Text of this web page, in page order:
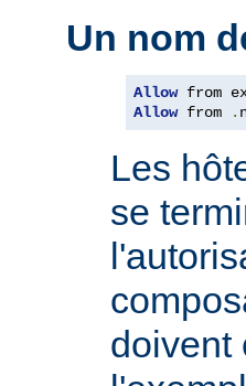
Un nom
Allow from
Allow from .
Les
se
doivent